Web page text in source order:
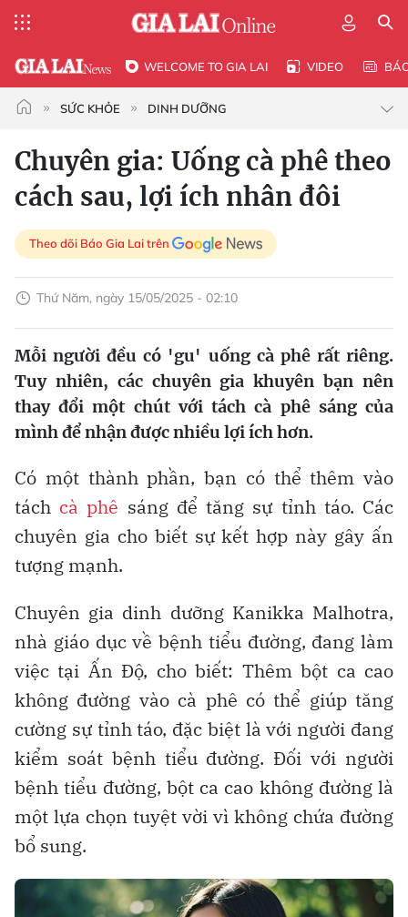
WELCOME TO GIA LAI VIDEO
SỨC KHỎE DINH DƯỠNG
Chuyên gia: Uống cà phê theo
cách sau, lợi ích nhân đôi
Theo dõi Báo Gia Lai trên
Thứ Năm, ngày 15/05/2025 - 02:10
Mỗi người đều có 'gu' uống cà phê rất riêng.
Tuy nhiên, các chuyên gia khuyên bạn nên
thay đổi một chút với tách cà phê sáng của
mình để nhận được nhiều lợi ích hơn.
Có một thành phần, bạn có thể thêm vào
tách cà phê sáng để tăng sự tỉnh táo. Các
chuyên gia cho biết sự kết hợp này gây ấn
tượng mạnh.
Chuyên gia dinh dưỡng Kanikka Malhotra,
nhà giáo dục về bệnh tiểu đường, đang làm
việc tại Ấn Độ, cho biết: Thêm bột ca cao
không đường vào cà phê có thể giúp tăng
cường sự tỉnh táo, đặc biệt là với người đang
kiểm soát bệnh tiểu đường. Đối với người
bệnh tiểu đường, bột ca cao không đường là
một lựa chọn tuyệt vời vì không chứa đường
bổ sung.